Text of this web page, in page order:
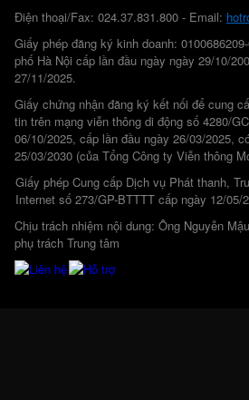
Điện thoại/Fax: 024.37.831.800 - Email:
Giấy phép đăng ký kinh doanh:
phố Hà Nội cấp lần đầu ngày ngày 29/10/
27/11/2025.
Giấy chứng nhận đăng ký kết nối để cung
tin trên mạng viễn thông di động số 4280/
06/10/2025, cấp lần đầu ngày 26/03/2025,
25/03/2030 (của Tổng Công ty Viễn thông
Giấy phép Cung cấp Dịch vụ Phát thanh,
Internet số 273/GP-BTTTT cấp ngày 12/05/
Chịu trách nhiệm nội dung: Ông Nguyễn
phụ trách Trung tâm